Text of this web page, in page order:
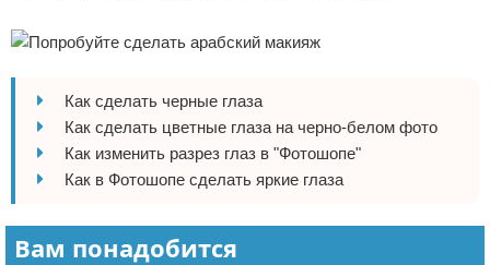
Условия предоставления информации
Отказ от ответственности
Как сделать черные глаза
Как сделать цветные глаза на черно-белом фото
Как изменить разрез глаз в "Фотошопе"
Как в Фотошопе сделать яркие глаза
Вам понадобится